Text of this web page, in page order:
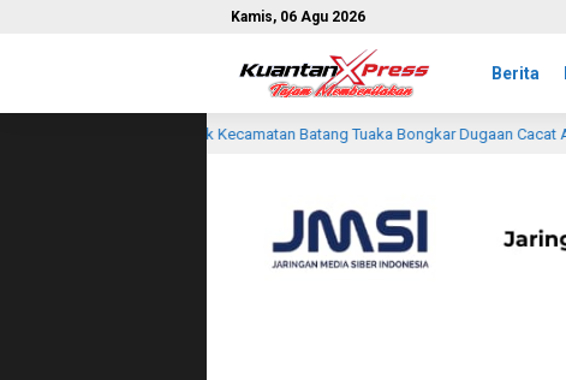
Kamis, 06 Agu 2026
Berita
Batang Tuaka Bongkar Dugaan Cacat Administrasi Surat Tanah Parit 19